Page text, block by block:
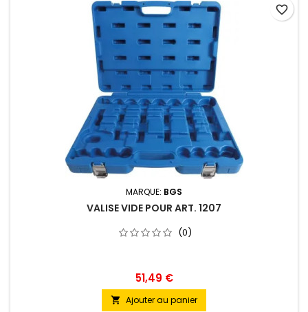
MARQUE: BGS
VALISE VIDE POUR ART. 1207
(0)
51,49 €
 Ajouter au panier
favorite_border